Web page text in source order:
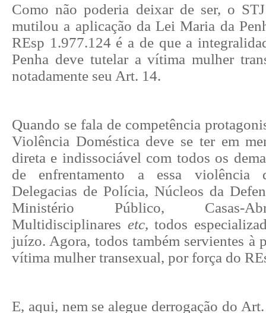
Como não poderia deixar de ser, o
mutilou a aplicação da Lei Maria da
REsp 1.977.124 é a de que a
Penha deve tutelar a vítima mulher
notadamente seu Art. 14.
Quando se fala de competência
Violência Doméstica deve se ter em
direta e indissociável com todos os
de enfrentamento a essa violência
Delegacias de Polícia, Núcleos da
Ministério Público, Casas-
Multidisciplinares etc, todos
juízo. Agora, todos também servientes à
vítima mulher transexual, por força do
E, aqui, nem se alegue derrogação do